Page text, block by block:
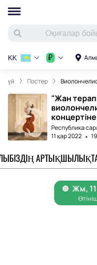
KK ₽
үй Постер
"Жан
Республика
11 қар 2022
БІЗДІҢ